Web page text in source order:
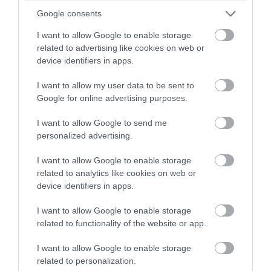
Google consents
I want to allow Google to enable storage
related to advertising like cookies on web or
device identifiers in apps.
I want to allow my user data to be sent to
Google for online advertising purposes.
I want to allow Google to send me
personalized advertising.
I want to allow Google to enable storage
related to analytics like cookies on web or
device identifiers in apps.
I want to allow Google to enable storage
related to functionality of the website or app.
I want to allow Google to enable storage
related to personalization.
ασφάλιστρα υγείας.
2. Από τη μείωση του δείκτη κατά:
4,9% στην ομάδα «Στέγαση, λόγω μείωσης
κυρίως των τιμών σε: ηλεκτρισμό, πετρέλαιο
θέρμανσης». Μέρος της αύξησης αυτής
τιμών σε: ενοίκια κατοικιών, επισκευή και
συντήρηση κατοικίας, υπηρεσίες
στερεά καύσιμα.
1,6% στην ομάδα «Επικοινωνίες», λόγω
υπηρεσίες.
αύξηση 0,3% τον Φεβρουάριο 2023 σε σύγκριση
με τον Ιανουάριο 2023, έναντι αύξησης 1,1%